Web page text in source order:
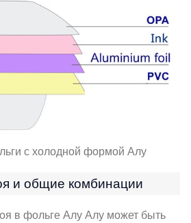
с холодной формой Алу
и общие комбинации
в фольге Алу Алу может быть